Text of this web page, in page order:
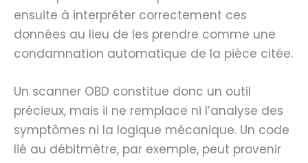
ensuite à interpréter correctement ces
données au lieu de les prendre comme une
condamnation automatique de la pièce citée.
Un scanner OBD constitue donc un outil
précieux, mais il ne remplace ni l’analyse des
symptômes ni la logique mécanique. Un code
lié au débitmètre, par exemple, peut provenir